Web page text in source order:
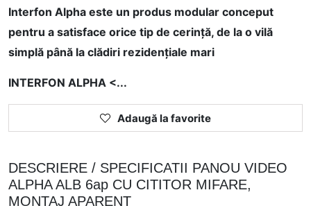
Interfon Alpha este un produs modular conceput
pentru a satisface orice tip de cerință, de la o vilă
simplă până la clădiri rezidențiale mari
INTERFON ALPHA <...
Adaugă la favorite
DESCRIERE / SPECIFICATII PANOU VIDEO
ALPHA ALB 6ap CU CITITOR MIFARE,
MONTAJ APARENT